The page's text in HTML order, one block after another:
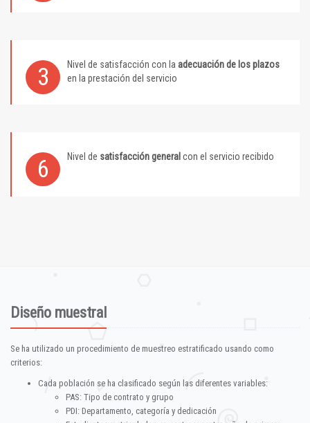
3 Nivel de satisfacción con la adecuación de los plazos
en la prestación del servicio
6 Nivel de satisfacción general con el servicio recibido
Diseño muestral
Se ha utilizado un procedimiento de muestreo estratificado usando como
criterios:
Cada población se ha clasificado según las diferentes variables:
PAS: Tipo de contrato y grupo
PDI: Departamento, categoría y dedicación